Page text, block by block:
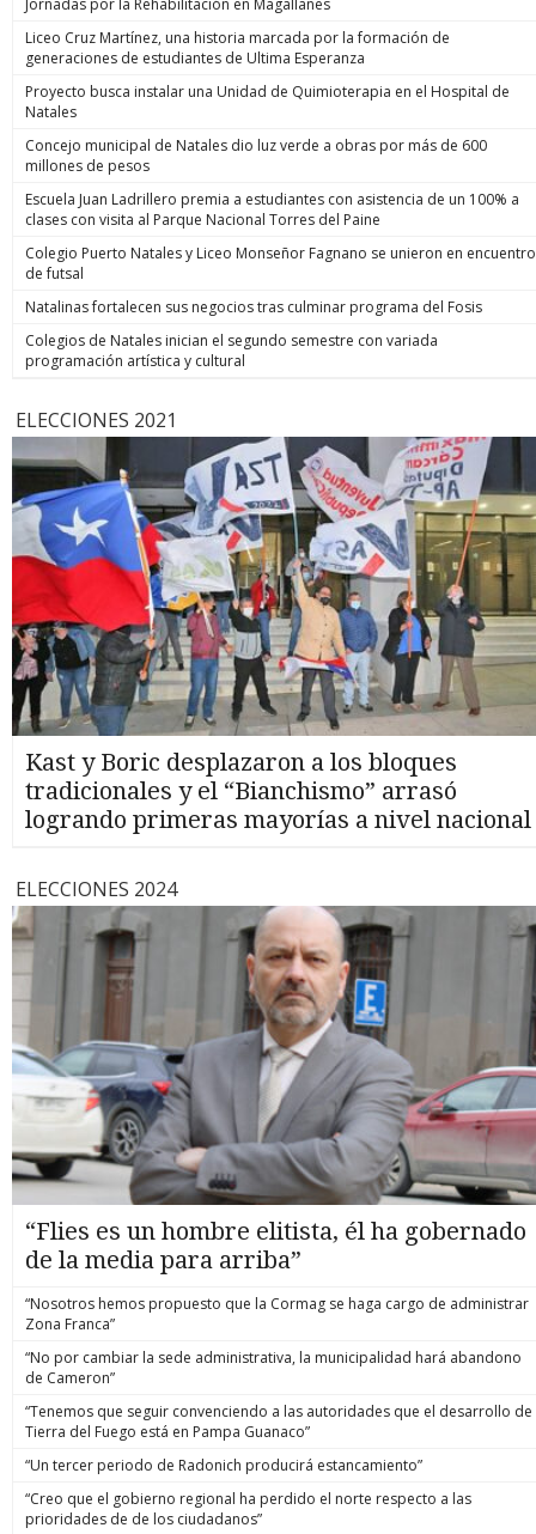
Jornadas por la Rehabilitación en Magallanes
Liceo Cruz Martínez, una historia marcada por la formación de
generaciones de estudiantes de Ultima Esperanza
Proyecto busca instalar una Unidad de Quimioterapia en el Hospital de
Natales
Concejo municipal de Natales dio luz verde a obras por más de 600
millones de pesos
Escuela Juan Ladrillero premia a estudiantes con asistencia de un 100% a
clases con visita al Parque Nacional Torres del Paine
Colegio Puerto Natales y Liceo Monseñor Fagnano se unieron en encuentro
de futsal
Natalinas fortalecen sus negocios tras culminar programa del Fosis
Colegios de Natales inician el segundo semestre con variada
programación artística y cultural
ELECCIONES 2021
Kast y Boric desplazaron a los bloques
tradicionales y el “Bianchismo” arrasó
logrando primeras mayorías a nivel nacional
ELECCIONES 2024
“Flies es un hombre elitista, él ha gobernado
de la media para arriba”
“Nosotros hemos propuesto que la Cormag se haga cargo de administrar
Zona Franca”
“No por cambiar la sede administrativa, la municipalidad hará abandono
de Cameron”
“Tenemos que seguir convenciendo a las autoridades que el desarrollo de
Tierra del Fuego está en Pampa Guanaco”
“Un tercer periodo de Radonich producirá estancamiento”
“Creo que el gobierno regional ha perdido el norte respecto a las
prioridades de de los ciudadanos”